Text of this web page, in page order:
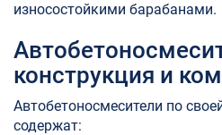
износостойкими барабанами.
конструкция и
Автобетоносмесители по
содержат: